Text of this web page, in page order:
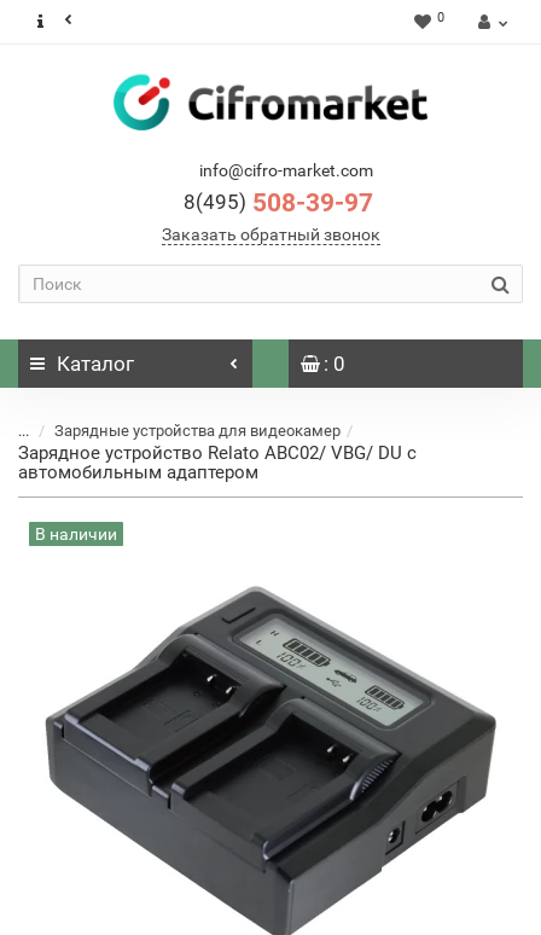
0
info@cifro-market.com
8(495) 508-39-97
Заказать обратный звонок
Каталог : 0
... Зарядные устройства для видеокамер
Зарядное устройство Relato ABC02/ VBG/ DU с
автомобильным адаптером
В наличии